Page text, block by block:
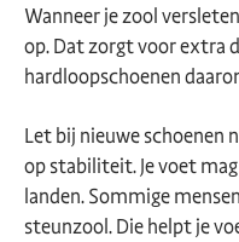
Wanneer je zool
op. Dat zorgt voor extra
hardloopschoenen
Let bij nieuwe schoenen
op stabiliteit. Je voet
landen. Sommige
steunzool. Die helpt je